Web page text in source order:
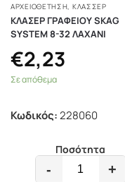
ΑΡΧΕΙΟΘΕΤΗΣΗ ΚΛΑΣΣΈΡ
ΚΛΑΣΕΡ ΓΡΑΦΕΙΟΥ SKAG
SYSTEM 8-32 ΛΑΧΑΝΙ
€2,23
Σε απόθεμα
Κωδικός:228060
Ποσότητα
- +